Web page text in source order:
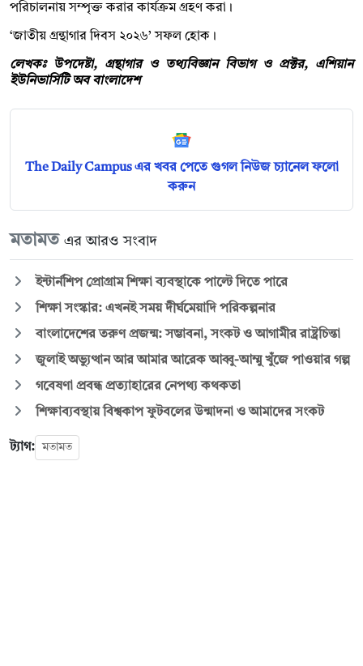
পরিচালনায় সম্পৃক্ত করার কার্যক্রম গ্রহণ করা।
‘জাতীয় গ্রন্থাগার দিবস ২০২৬’ সফল হোক।
লেখকঃ উপদেষ্টা, গ্রন্থাগার ও তথ্যবিজ্ঞান বিভাগ ও প্রক্টর, এশিয়ান
ইউনিভার্সিটি অব বাংলাদেশ
The Daily Campus এর খবর পেতে গুগল নিউজ চ্যানেল ফলো
করুন
মতামত এর আরও সংবাদ
ইন্টার্নশিপ প্রোগ্রাম শিক্ষা ব্যবস্থাকে পাল্টে দিতে পারে
শিক্ষা সংস্কার: এখনই সময় দীর্ঘমেয়াদি পরিকল্পনার
বাংলাদেশের তরুণ প্রজন্ম: সম্ভাবনা, সংকট ও আগামীর রাষ্ট্রচিন্তা
জুলাই অভ্যুত্থান আর আমার আরেক আব্বু-আম্মু খুঁজে পাওয়ার গল্প
গবেষণা প্রবন্ধ প্রত্যাহারের নেপথ্য কথকতা
শিক্ষাব্যবস্থায় বিশ্বকাপ ফুটবলের উন্মাদনা ও আমাদের সংকট
ট্যাগ: মতামত